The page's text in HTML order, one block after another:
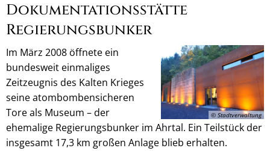
Dokumentationsstätte
Regierungsbunker
© Stadtverwaltung
Im März 2008 öffnete ein
bundesweit einmaliges
Zeitzeugnis des Kalten Krieges
seine atombombensicheren
Tore als Museum – der
ehemalige Regierungsbunker im Ahrtal. Ein Teilstück der
insgesamt 17,3 km großen Anlage blieb erhalten.